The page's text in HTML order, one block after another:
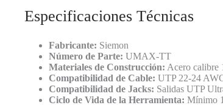
Especificaciones Técnicas
Fabricante: Siemon
Número de Parte: UMAX-TT
Materiales de Construcción: Acero calibre
Compatibilidad de Cable: UTP 22-24
Compatibilidad de Jacks: Salidas UTP
Ciclo de Vida de la Herramienta: Mínimo